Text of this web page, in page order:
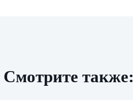
Смотрите также: